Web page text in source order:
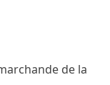
de la